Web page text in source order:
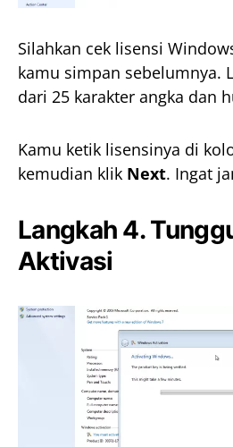
Silahkan cek lisensi
kamu simpan sebelumnya.
dari 25 karakter angka dan
Kamu ketik lisensinya di
kemudian klik Next. Ingat
Langkah 4.
Aktivasi